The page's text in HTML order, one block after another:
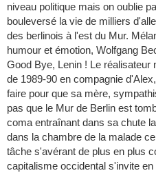
niveau politique mais on oublie
bouleversé la vie de milliers
des berlinois à l'est du Mur.
humour et émotion, Wolfgang
Good Bye, Lenin ! Le
de 1989-90 en compagnie
faire pour que sa mère,
pas que le Mur de Berlin est
coma entraînant dans sa chute
dans la chambre de la malade
tâche s'avérant de plus en plus
capitalisme occidental s'invite